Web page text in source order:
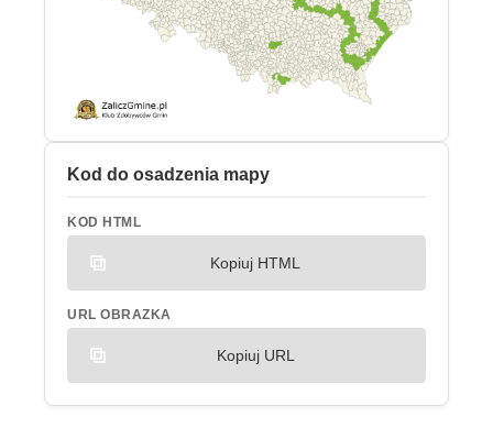
Kod do osadzenia mapy
KOD HTML
Kopiuj HTML
URL OBRAZKA
Kopiuj URL